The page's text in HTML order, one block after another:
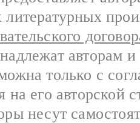
авторам
только с
на его авторской
несут